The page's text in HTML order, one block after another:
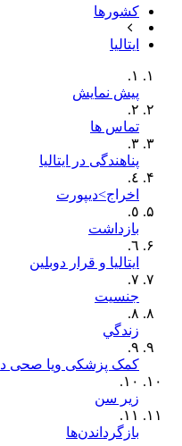
کشورها
ایتالیا
١.
پیش نمایش
٢.
تماس ها
٣.
پناهندگی در ایتالیا
٤.
اخراج>دیپورت
٥.
بازداشت
٦.
ایتالیا و قرار دوبلین
٧.
جنسيت
٨.
زندگي
٩.
کمک پزشکی ویا صحی
١٠.
زیر سن
١١.
بازگرداندن‌ها